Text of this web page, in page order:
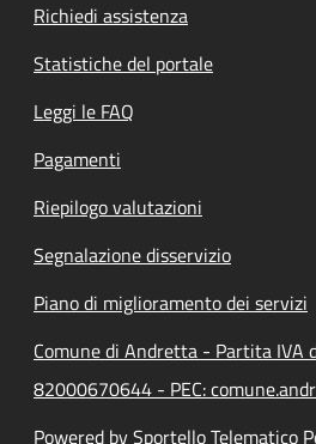
Richiedi assistenza
Statistiche del portale
Leggi le FAQ
Pagamenti
Riepilogo valutazioni
Segnalazione disservizio
Piano di miglioramento dei servizi
Comune di Andretta - Partita IVA
82000670644 - PEC:
Powered by Sportello Telematico